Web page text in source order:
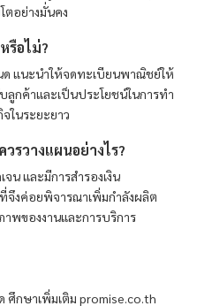
อย่างมั่นคง
รือไม่?
แนะนำให้จดทะเบียนพาณิชย์ให้
ลูกค้าและเป็นประโยชน์ในการทำ
ในระยะยาว
รวางแผนอย่างไร?
น และมีการสำรองเงิน
ที่จึงค่อยพิจารณาเพิ่มกำลังผลิต
พของงานและการบริการ
ศึกษาเพิ่มเติม promise.co.th